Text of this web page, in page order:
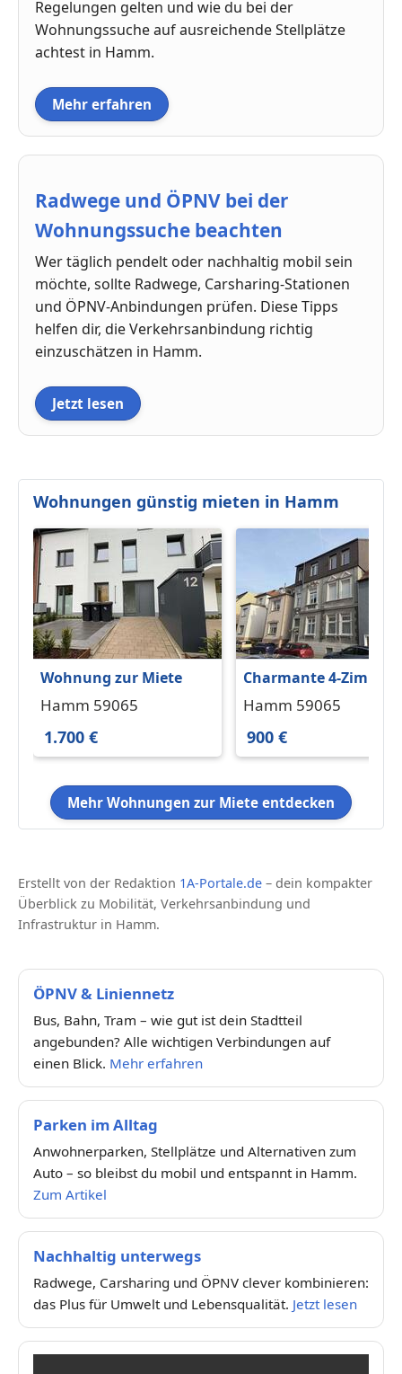
Regelungen gelten und wie du bei der
Wohnungssuche auf ausreichende Stellplätze
achtest in Hamm.
Mehr erfahren
Radwege und ÖPNV bei der
Wohnungssuche beachten
Wer täglich pendelt oder nachhaltig mobil sein
möchte, sollte Radwege, Carsharing-Stationen
und ÖPNV-Anbindungen prüfen. Diese Tipps
helfen dir, die Verkehrsanbindung richtig
einzuschätzen in Hamm.
Jetzt lesen
Wohnungen günstig mieten in Hamm
Wohnung zur Miete
Hamm 59065
1.700 €
Charmante 4-Zimmer-
Wohnung mit
Gäste-WC in der
Hamm 59065
900 €
Mehr Wohnungen zur Miete entdecken
Erstellt von der Redaktion 1A-Portale.de – dein kompakter
Überblick zu Mobilität, Verkehrsanbindung und
Infrastruktur in Hamm.
ÖPNV & Liniennetz
Bus, Bahn, Tram – wie gut ist dein Stadtteil
angebunden? Alle wichtigen Verbindungen auf
einen Blick. Mehr erfahren
Parken im Alltag
Anwohnerparken, Stellplätze und Alternativen zum
Auto – so bleibst du mobil und entspannt in Hamm.
Zum Artikel
Nachhaltig unterwegs
Radwege, Carsharing und ÖPNV clever kombinieren:
das Plus für Umwelt und Lebensqualität. Jetzt lesen